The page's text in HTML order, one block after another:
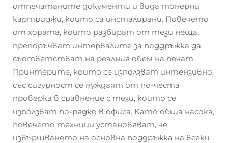
отпечатаните документи и вида тонерни
картриджи, които са инсталирани. Повечето
от хората, които разбират от тези неща,
препоръчват интервалите за поддръжка да
съответстват на реалния обем на печат.
Принтерите, които се използват интензивно,
със сигурност се нуждаят от по-честа
проверка в сравнение с тези, които се
използват по-рядко в офиса. Като обща насока,
повечето техници установяват, че
извършването на основна поддръжка на всеки